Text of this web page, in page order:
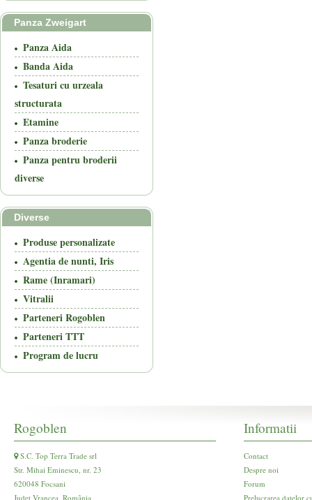
Panza Zweigart
Panza Aida
Banda Aida
Tesaturi cu urzeala
structurata
Etamine
Panza broderie
Panza pentru broderii
diverse
Diverse
Produse personalizate
Agentia de nunti, Iris
Rame (Inramari)
Vitralii
Parteneri Rogoblen
Parteneri TTT
Program de lucru
Rogoblen
S.C. Top Terra Trade srl
Str. Mihai Eminescu, nr. 23
620048 Focsani
Județ Vrancea, România
Informatii
Contact
Despre noi
Forum
Prelucrarea datelor